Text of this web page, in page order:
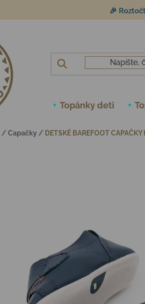
🎉
Topánky deti
/ Capačky / DETSKÉ BAREFOOT